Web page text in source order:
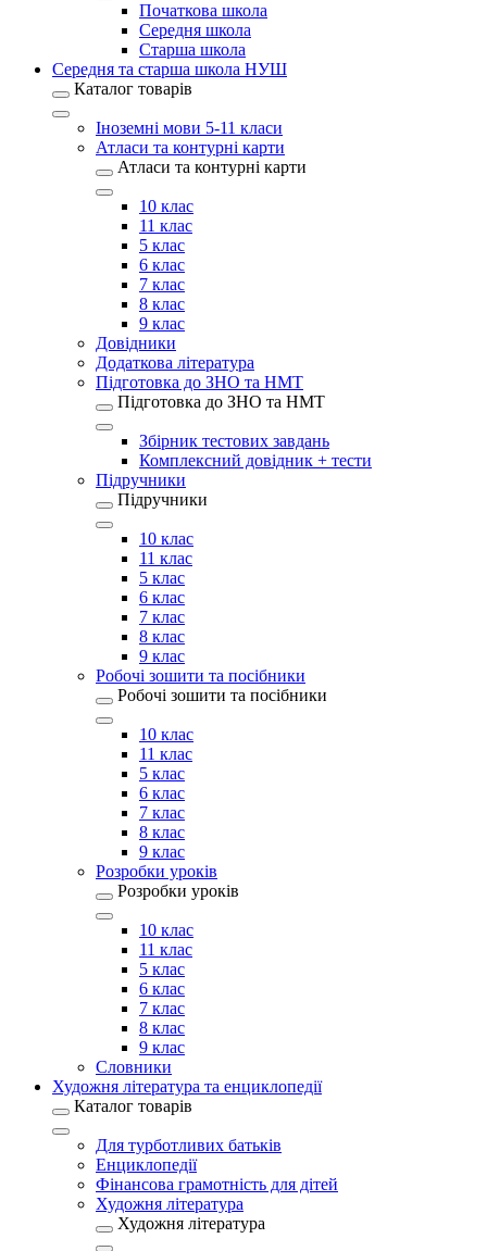
Початкова школа
Середня школа
Старша школа
Середня та старша школа НУШ
Каталог товарів
Іноземні мови 5-11 класи
Атласи та контурні карти
Атласи та контурні карти
10 клас
11 клас
5 клас
6 клас
7 клас
8 клас
9 клас
Довідники
Додаткова література
Підготовка до ЗНО та НМТ
Підготовка до ЗНО та НМТ
Збірник тестових завдань
Комплексний довідник + тести
Підручники
Підручники
10 клас
11 клас
5 клас
6 клас
7 клас
8 клас
9 клас
Робочі зошити та посібники
Робочі зошити та посібники
10 клас
11 клас
5 клас
6 клас
7 клас
8 клас
9 клас
Розробки уроків
Розробки уроків
10 клас
11 клас
5 клас
6 клас
7 клас
8 клас
9 клас
Словники
Художня література та енциклопедії
Каталог товарів
Для турботливих батьків
Енциклопедії
Фінансова грамотність для дітей
Художня література
Художня література